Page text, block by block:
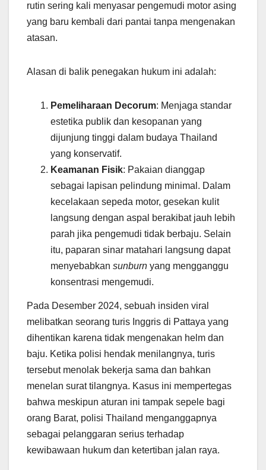
rutin sering kali menyasar pengemudi motor asing
yang baru kembali dari pantai tanpa mengenakan
atasan.
Alasan di balik penegakan hukum ini adalah:
Pemeliharaan Decorum: Menjaga standar
estetika publik dan kesopanan yang
dijunjung tinggi dalam budaya Thailand
yang konservatif.
Keamanan Fisik: Pakaian dianggap
sebagai lapisan pelindung minimal. Dalam
kecelakaan sepeda motor, gesekan kulit
langsung dengan aspal berakibat jauh lebih
parah jika pengemudi tidak berbaju. Selain
itu, paparan sinar matahari langsung dapat
menyebabkan sunburn yang mengganggu
konsentrasi mengemudi.
Pada Desember 2024, sebuah insiden viral
melibatkan seorang turis Inggris di Pattaya yang
dihentikan karena tidak mengenakan helm dan
baju. Ketika polisi hendak menilangnya, turis
tersebut menolak bekerja sama dan bahkan
menelan surat tilangnya. Kasus ini mempertegas
bahwa meskipun aturan ini tampak sepele bagi
orang Barat, polisi Thailand menganggapnya
sebagai pelanggaran serius terhadap
kewibawaan hukum dan ketertiban jalan raya.